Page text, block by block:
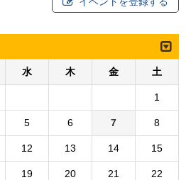
水 木 金 土
1
5 6 7 8
12 13 14 15
19 20 21 22